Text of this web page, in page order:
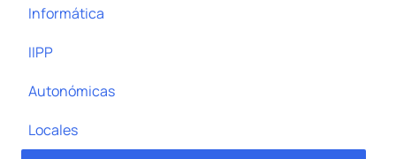
Informática
IIPP
Autonómicas
Locales